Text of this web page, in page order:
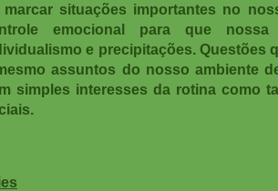
marcar situações importantes no
emocional para que nossa
e precipitações. Questões
assuntos do nosso ambiente
simples interesses da rotina como